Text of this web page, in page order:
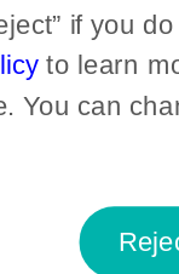
if you
to learn
You can